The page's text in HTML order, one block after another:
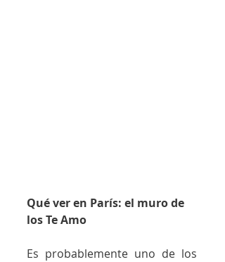
Qué ver en París: el muro de
los Te Amo
Es probablemente uno de los